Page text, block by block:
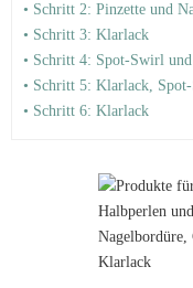
• Schritt 2: Pinzette und
• Schritt 3: Klarlack
• Schritt 4: Spot-Swirl
• Schritt 5: Klarlack,
• Schritt 6: Klarlack